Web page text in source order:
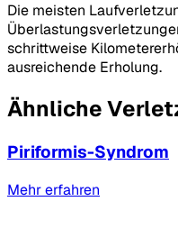
Die meisten
schrittweise
ausreichende Erholung.
Ähnliche
Piriformis-Syndrom
Mehr erfahren